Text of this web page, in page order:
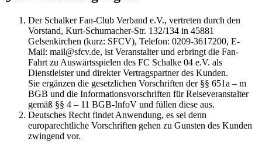
Der Schalker Fan-Club Verband e.V., vertreten durch den
Vorstand, Kurt-Schumacher-Str. 132/134 in 45881
Gelsenkirchen (kurz: SFCV), Telefon: 0209-3617200, E-
Mail: mail@sfcv.de, ist Veranstalter und erbringt die Fan-
Fahrt zu Auswärtsspielen des FC Schalke 04 e.V. als
Dienstleister und direkter Vertragspartner des Kunden.
Sie ergänzen die gesetzlichen Vorschriften der §§ 651a – m
BGB und die Informationsvorschriften für Reiseveranstalter
gemäß §§ 4 – 11 BGB-InfoV und füllen diese aus.
Deutsches Recht findet Anwendung, es sei denn
europarechtliche Vorschriften gehen zu Gunsten des Kunden
zwingend vor.